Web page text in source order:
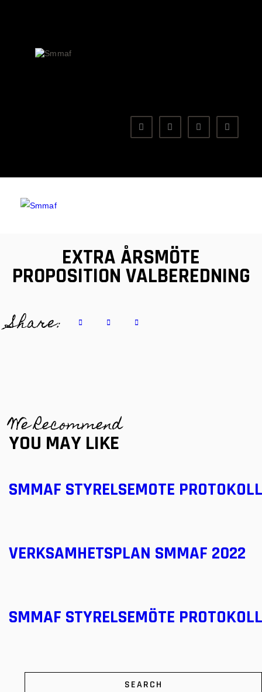
EXTRA ÅRSMÖTE
PROPOSITION VALBEREDNING
Share:
We Recommend
YOU MAY LIKE
SMMAF STYRELSEMOTE
VERKSAMHETSPLAN SMMAF 2022
SMMAF STYRELSEMÖTE
SEARCH